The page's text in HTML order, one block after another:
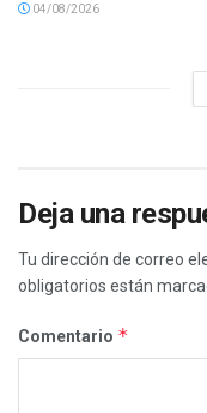
04/08/2026
Deja una
Tu dirección de correo
obligatorios están
Comentario *